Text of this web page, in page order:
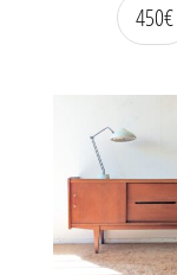
450€